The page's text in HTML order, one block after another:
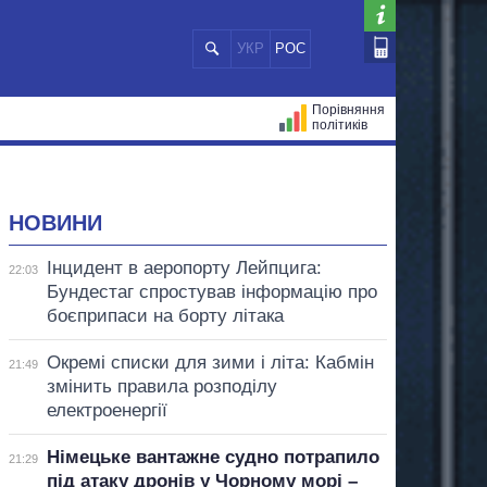
УКР РОС
Порівняння
політиків
НОВИНИ
22:03
Інцидент в аеропорту Лейпцига:
Бундестаг спростував інформацію про
боєприпаси на борту літака
21:49
Окремі списки для зими і літа: Кабмін
змінить правила розподілу
електроенергії
21:29
Німецьке вантажне судно потрапило
під атаку дронів у Чорному морі –